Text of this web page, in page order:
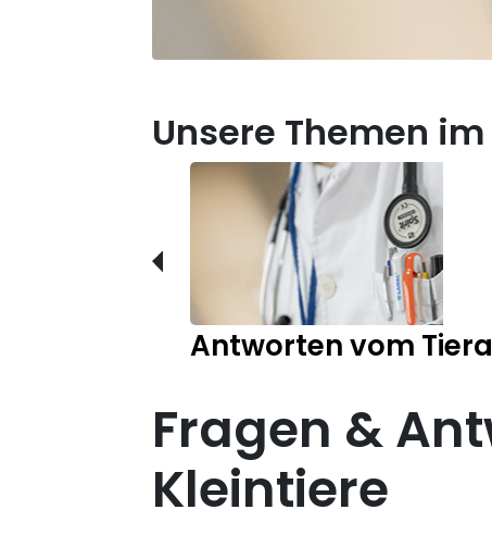
Unsere Themen
Antworten vom
Fragen &
Kleintiere